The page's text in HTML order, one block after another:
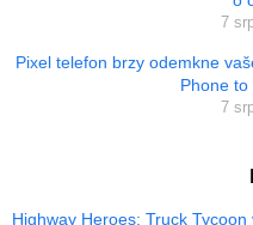
7
Pixel telefon brzy odemkne
Phone to
7
Highway Heroes: Truck